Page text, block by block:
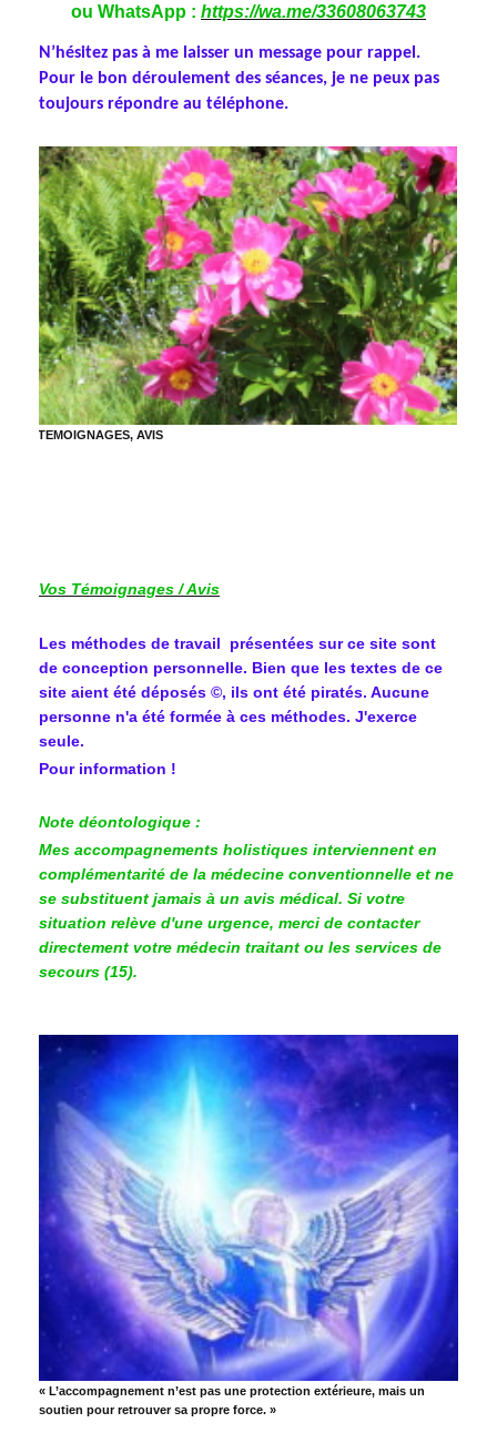
ou WhatsApp : https://wa.me/33608063743
N’hésitez pas à me laisser un message pour rappel.
Pour le bon déroulement des séances, je ne peux pas
toujours répondre au téléphone.
TEMOIGNAGES, AVIS
Vos Témoignages / Avis
Les méthodes de travail présentées sur ce site sont
de conception personnelle. Bien que les textes de ce
site aient été déposés ©, ils ont été piratés. Aucune
personne n'a été formée à ces méthodes. J'exerce
seule.
Pour information !
Note déontologique :
Mes accompagnements holistiques interviennent en
complémentarité de la médecine conventionnelle et ne
se substituent jamais à un avis médical. Si votre
situation relève d'une urgence, merci de contacter
directement votre médecin traitant ou les services de
secours (15).
« L’accompagnement n’est pas une protection extérieure, mais un
soutien pour retrouver sa propre force. »